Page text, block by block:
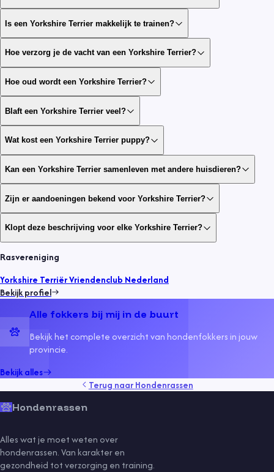
Is een Yorkshire Terrier makkelijk te trainen?
Hoe verzorg je de vacht van een Yorkshire Terrier?
Hoe oud wordt een Yorkshire Terrier?
Blaft een Yorkshire Terrier veel?
Wat kost een Yorkshire Terrier puppy?
Kan een Yorkshire Terrier samenleven met andere huisdieren?
Zijn er aandoeningen bekend voor Yorkshire Terrier?
Klopt deze beschrijving voor elke Yorkshire Terrier?
Rasvereniging
Yorkshire Terriër Vriendenclub Nederland
Bekijk profiel
Alle fokkers bij mij in de buurt
Bekijk het complete overzicht van hondenfokkers in jouw
provincie.
Bekijk alles
Terug naarHondenrassen
Hondenrassen
Alles wat je moet weten over
hondenrassen. Van karakter en
gezondheid tot verzorging en training.